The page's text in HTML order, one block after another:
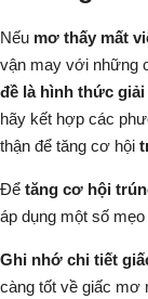
Nếu mơ thấy mất
vận may với những
đề là hình thức
hãy kết hợp các
thận để tăng cơ hội
Để tăng cơ hội
áp dụng một số mẹo
Ghi nhớ chi tiết
càng tốt về giấc mơ